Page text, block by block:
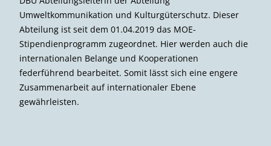
Umweltkommunikation und Kulturgüterschutz. Dieser
Abteilung ist seit dem 01.04.2019 das MOE-
Stipendienprogramm zugeordnet. Hier werden auch die
internationalen Belange und Kooperationen
federführend bearbeitet. Somit lässt sich eine engere
Zusammenarbeit auf internationaler Ebene
gewährleisten.